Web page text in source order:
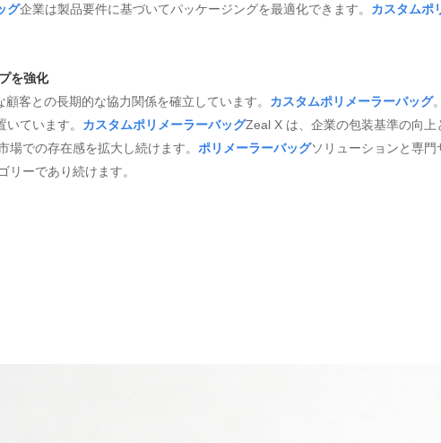
グ企業は製品要件に基づいてパッケージングを最適化できます。 カスタムポ
を強化
客との長期的な協力関係を確立しています。 カスタムポリメーラーバッグ
ています。 カスタムポリメーラーバッグZeal X は、企業の包装基準の向上
での存在感を拡大し続けます。 ポリメーラーバッグソリューションと専門
ーであり続けます。